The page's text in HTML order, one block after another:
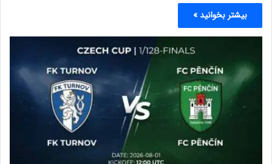
بیشتر بخوانید »